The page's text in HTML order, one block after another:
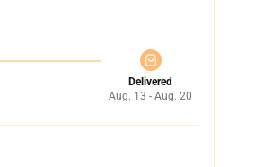
Delivered
Aug. 13 - Aug. 20